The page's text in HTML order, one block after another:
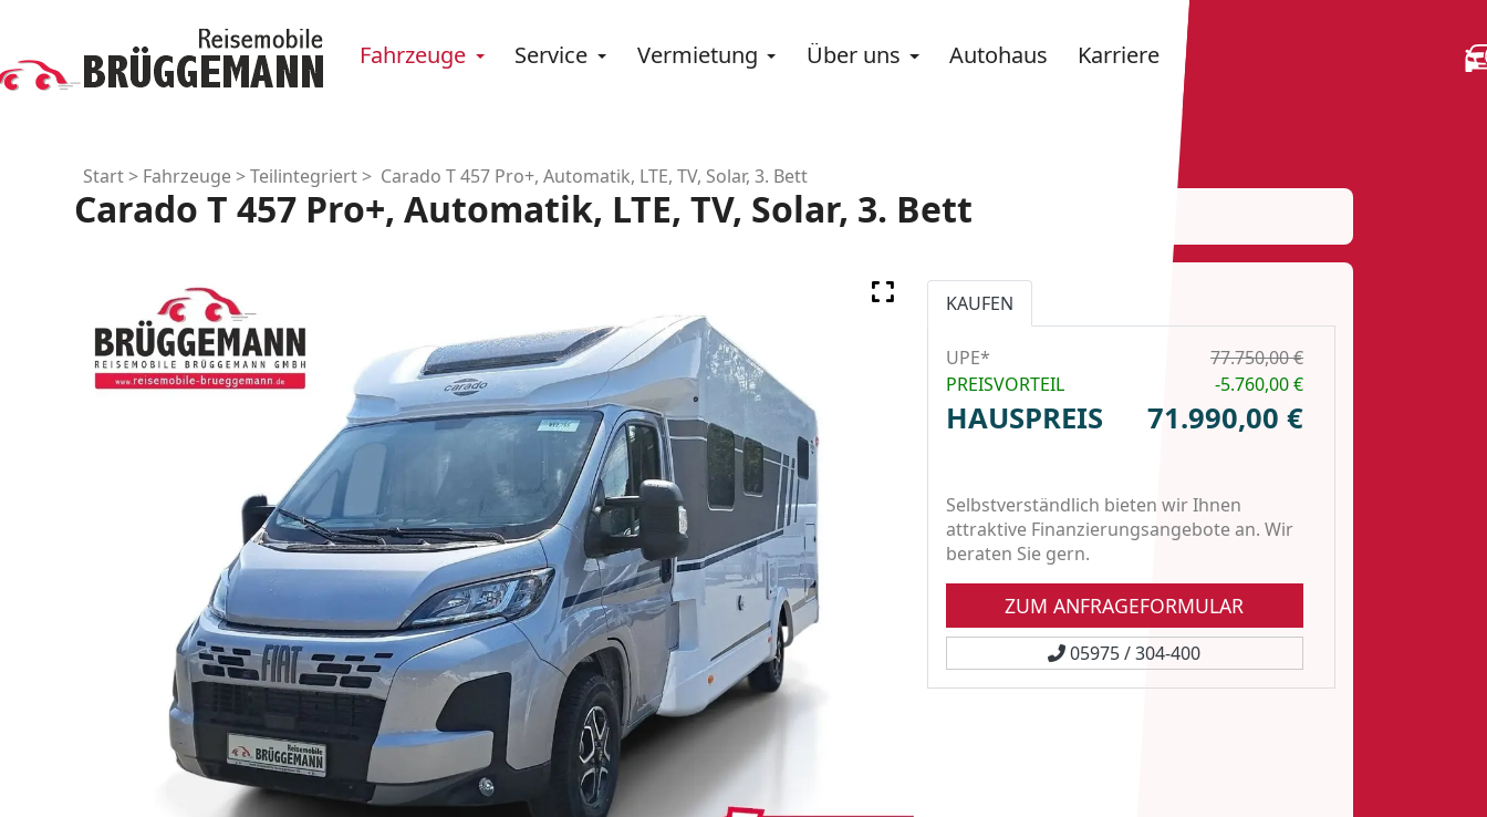
Fahrzeuge Service Vermietung Über uns Autohaus Karriere
Start> Fahrzeuge>Teilintegriert> Carado T 457 Pro+, Automatik, LTE, TV, Solar, 3. Bett
Carado T 457 Pro+, Automatik, LTE, TV, Solar, 3. Bett
KAUFEN
UPE*
77.750,00 €
PREISVORTEIL
-5.760,00 €
HAUSPREIS 71.990,00 €
Selbstverständlich bieten wir Ihnen
attraktive Finanzierungsangebote an. Wir
beraten Sie gern.
ZUM ANFRAGEFORMULAR
05975 / 304-400